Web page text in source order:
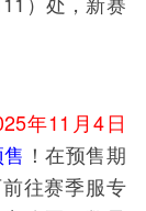
年11月4日
！在预售期
往赛季服专